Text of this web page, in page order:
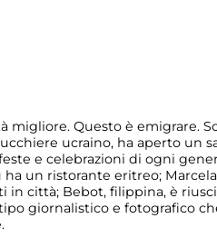
migliore. Questo è emigrare.
ucraino, ha aperto un
e celebrazioni di ogni
un ristorante eritreo;
città; Bebot, filippina, è
giornalistico e fotografico